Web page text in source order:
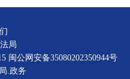
局
闽公网安备35080202350944号
.政务